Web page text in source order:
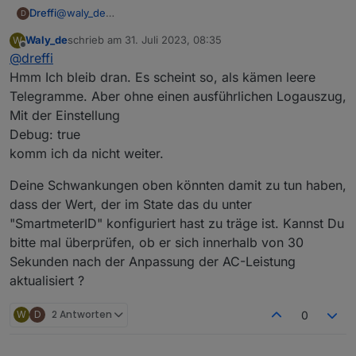
D Dreffi@waly_de
wieder makellos bis in die Nacht funktioniert, trotz der
Ergänzung:
Regelung begonnen. Es kommt allerdings nicht so viel
AC-Leistung raus wie sie sollte. Eingestellt ist Restbezug
von 10W. Mit den Verlusten etc. müssten ungefähr 16W
rauskommen, es bleibt aber bei einem Bezug von eher
80W. Sobald der Powerstream über das Script mehr bzw.
die richtige Leistung freigibt, wird diese gleich wieder
Home Assistant mit den jeweiligen Objekten in ioBroker
beobachtet. Diese laufen absolut synchron.
Das gleiche Verhalten habe ich gestern auch schon
W
Offline
Waly_deschrieb am 31. Juli 2023, 08:35
zuletzt editiert von
@dreffi
Hmm Ich bleib dran. Es scheint so, als kämen leere
Telegramme. Aber ohne einen ausführlichen Logauszug,
Mit der Einstellung
Debug: true
komm ich da nicht weiter.
Deine Schwankungen oben könnten damit zu tun haben,
dass der Wert, der im State das du unter
"SmartmeterID" konfiguriert hast zu träge ist. Kannst Du
bitte mal überprüfen, ob er sich innerhalb von 30
Sekunden nach der Anpassung der AC-Leistung
aktualisiert ?
W D 2 Antworten 0